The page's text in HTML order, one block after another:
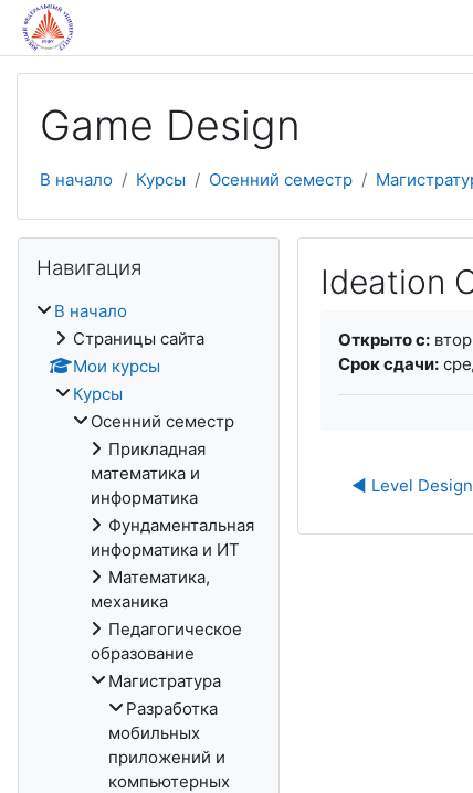
Перейти к основному содержанию
Game Design
В начало Курсы Осенний семестр
Ideation
Открыто с:
Срок сдачи:
◀︎ Level
Навигация
В начало
Страницы сайта
Мои курсы
Курсы
Осенний семестр
Прикладная
математика и
информатика
Фундаментальная
информатика и ИТ
Математика,
механика
Педагогическое
образование
Магистратура
Разработка
мобильных
приложений и
компьютерных